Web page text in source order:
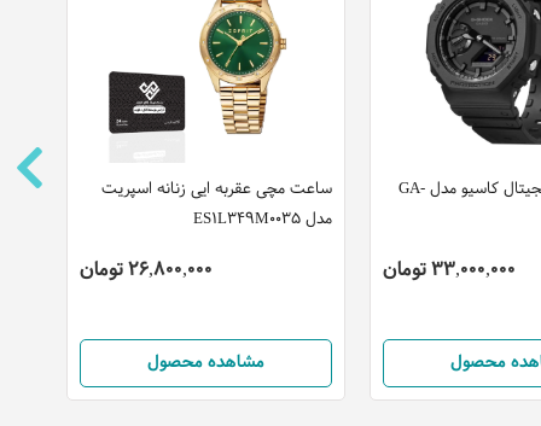
ساعت مچی عقربه ایی زنانه اسپریت
مدل ES1L349M0035
26,800,000 تومان
مشاهده محصول
ساعت مچی دیجیتال کاسیو مدل GA-
33,000,000 تومان
محصول